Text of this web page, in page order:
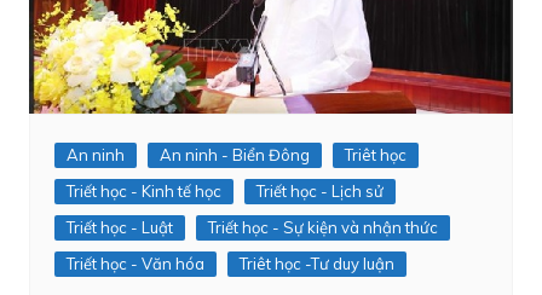
An ninh An ninh - Biển Đông
Triêt học
Triết học - Kinh tế học
Triết học - Lịch sử
Triết học - Luật
Triết học - Sự kiện và nhận thức
Triết học - Văn hóa
Triêt học -Tư duy luận